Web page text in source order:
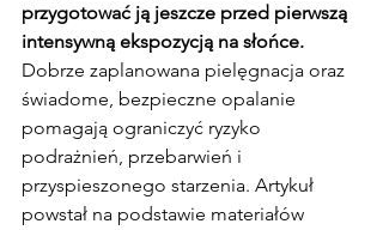
przygotować ją jeszcze przed pierwszą
intensywną ekspozycją na słońce.
Dobrze zaplanowana pielęgnacja oraz
świadome, bezpieczne opalanie
pomagają ograniczyć ryzyko
podrażnień, przebarwień i
przyspieszonego starzenia. Artykuł
powstał na podstawie materiałów